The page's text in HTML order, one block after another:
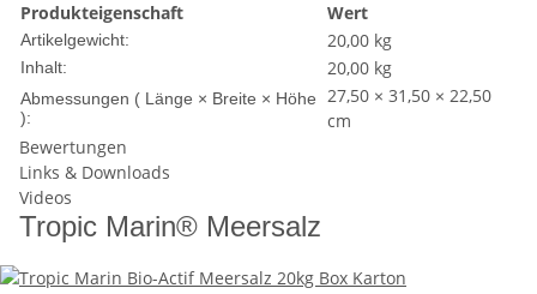
Produkteigenschaft
Wert
Artikelgewicht: 20,00 kg
Inhalt: 20,00 kg
Abmessungen ( Länge × Breite × Höhe
):
27,50 × 31,50 × 22,50
cm
Bewertungen
Links & Downloads
Videos
Tropic Marin® Meersalz